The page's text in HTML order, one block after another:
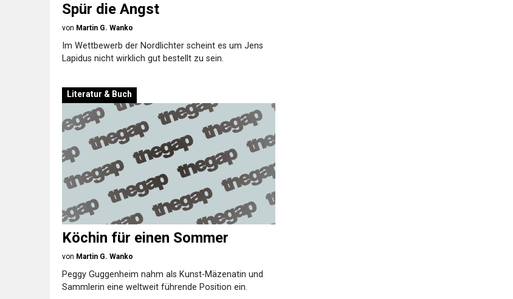
Spür die Angst
von Martin G. Wanko
Im Wettbewerb der Nordlichter scheint es um Jens
Lapidus nicht wirklich gut bestellt zu sein.
Literatur & Buch
Köchin für einen Sommer
von Martin G. Wanko
Peggy Guggenheim nahm als Kunst-Mäzenatin und
Sammlerin eine weltweit führende Position ein.